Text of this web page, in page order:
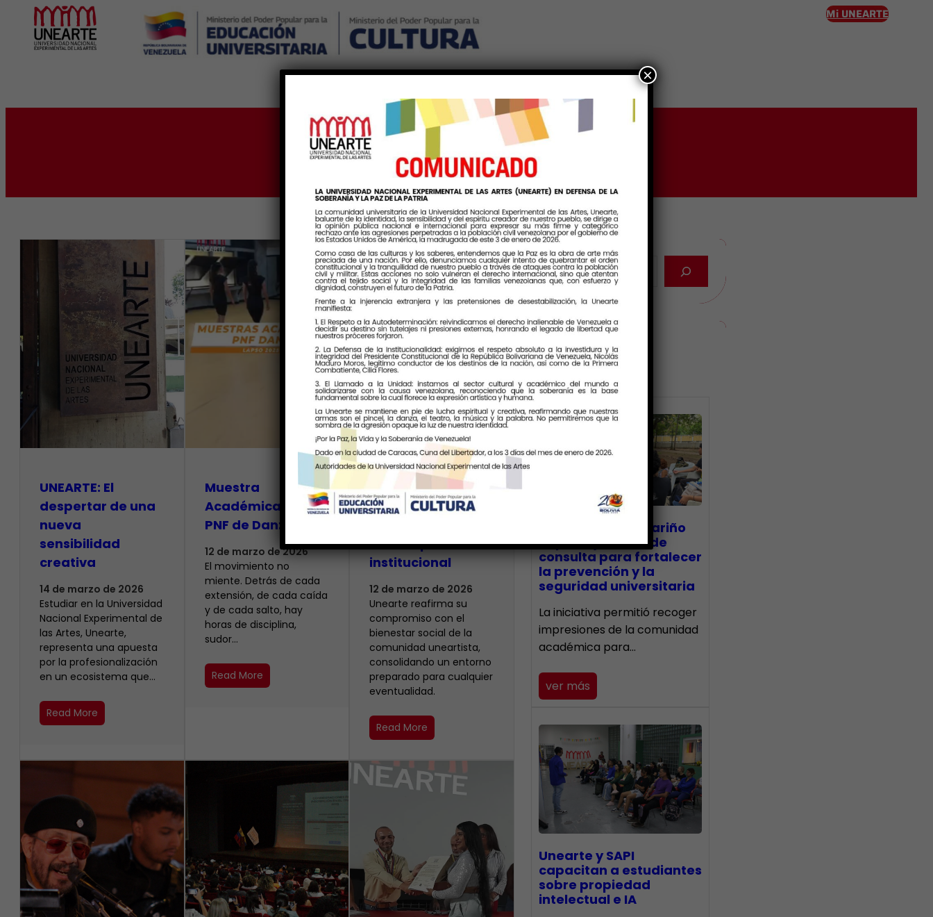
Mi UNEARTE
Ingreso
Etiqueta:UnearteEnDialogo
UNEARTE: El
despertar de una
nueva
sensibilidad
creativa
14 de marzo de 2026
Estudiar en la Universidad
Nacional Experimental de
las Artes, Unearte,
representa una apuesta
por la profesionalización
en un ecosistema que…
Read More
Muestra
Académicas del
PNF de Danza
12 de marzo de 2026
El movimiento no
miente. Detrás de cada
extensión, de cada caída
y de cada salto, hay
horas de disciplina,
sudor…
Read More
Unearte y
Protección Civil
cultura preventiva
institucional
12 de marzo de 2026
Unearte reafirma su
compromiso con el
bienestar social de la
comunidad uneartista,
consolidando un entorno
preparado para cualquier
eventualidad.
Read More
Últimas Noticias
CECA Santiago Mariño
impulsó jornada de
consulta para fortalecer
la prevención y la
seguridad universitaria
La iniciativa permitió recoger
impresiones de la comunidad
académica para…
ver más
Unearte y SAPI
capacitan a estudiantes
sobre propiedad
intelectual e IA
×